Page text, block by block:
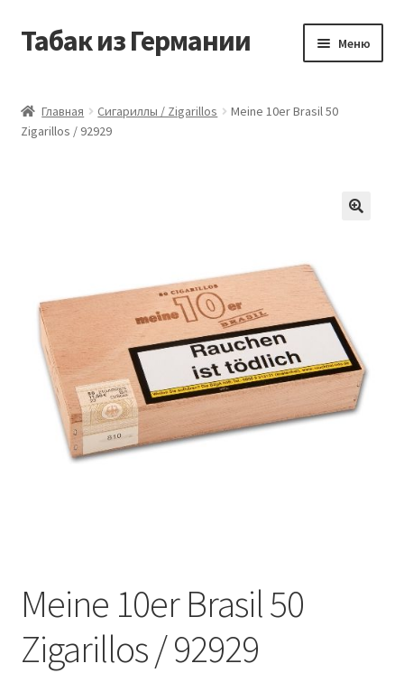
Перейти
Перейти
Табак из Германии Меню
Аккаунт
Оформление заказа
Табак на заказ
Главная Сигариллы / Zigarillos
Meine 10er Brasil 50
Zigarillos / 92929
Meine 10er Brasil 50
Zigarillos / 92929